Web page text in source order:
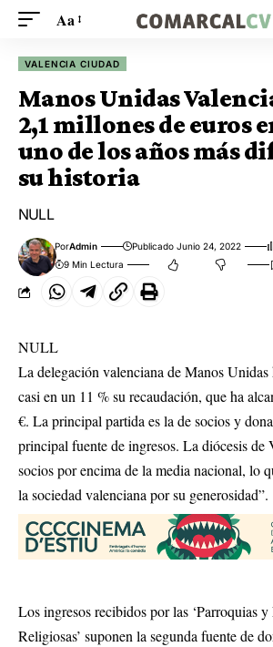
Aa
VALENCIA CIUDAD
Manos Unidas
2,1 millones de euros
uno de los años más
su historia
NULL
PorAdmin Publicado Junio 24, 2022
9 Min Lectura
NULL
La delegación valenciana de Manos Unidas
casi en un 11 % su recaudación, que ha
€. La principal partida es la de socios y
principal fuente de ingresos. La diócesis de
socios por encima de la media nacional, lo
la sociedad valenciana por su generosidad”.
Los ingresos recibidos por las ‘Parroquias y
Religiosas’ suponen la segunda fuente de